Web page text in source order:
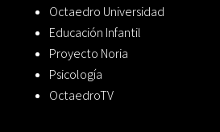
Octaedro Universidad
Educación Infantil
Proyecto Noria
Psicología
OctaedroTV